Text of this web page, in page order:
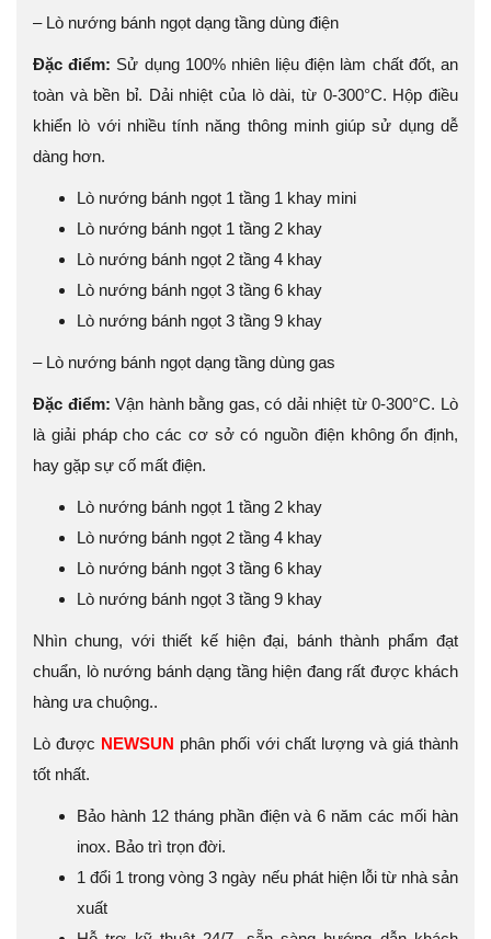
– Lò nướng bánh ngọt dạng tầng dùng điện
Đặc điểm: Sử dụng 100% nhiên liệu điện làm chất đốt, an
toàn và bền bỉ. Dải nhiệt của lò dài, từ 0-300°C. Hộp điều
khiển lò với nhiều tính năng thông minh giúp sử dụng dễ
dàng hơn.
Lò nướng bánh ngọt 1 tầng 1 khay mini
Lò nướng bánh ngọt 1 tầng 2 khay
Lò nướng bánh ngọt 2 tầng 4 khay
Lò nướng bánh ngọt 3 tầng 6 khay
Lò nướng bánh ngọt 3 tầng 9 khay
– Lò nướng bánh ngọt dạng tầng dùng gas
Đặc điểm: Vận hành bằng gas, có dải nhiệt từ 0-300°C. Lò
là giải pháp cho các cơ sở có nguồn điện không ổn định,
hay gặp sự cố mất điện.
Lò nướng bánh ngọt 1 tầng 2 khay
Lò nướng bánh ngọt 2 tầng 4 khay
Lò nướng bánh ngọt 3 tầng 6 khay
Lò nướng bánh ngọt 3 tầng 9 khay
Nhìn chung, với thiết kế hiện đại, bánh thành phẩm đạt
chuẩn, lò nướng bánh dạng tầng hiện đang rất được khách
hàng ưa chuộng..
Lò được NEWSUN phân phối với chất lượng và giá thành
tốt nhất.
Bảo hành 12 tháng phần điện và 6 năm các mối hàn
inox. Bảo trì trọn đời.
1 đổi 1 trong vòng 3 ngày nếu phát hiện lỗi từ nhà sản
xuất